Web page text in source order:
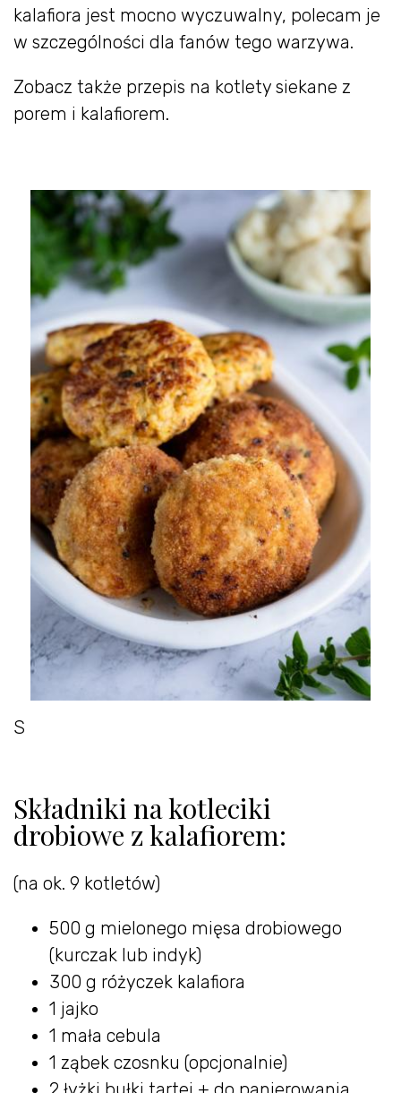
kalafiora jest mocno wyczuwalny, polecam je
w szczególności dla fanów tego warzywa.
Zobacz także przepis na kotlety siekane z
porem i kalafiorem.
S
Składniki na kotleciki
drobiowe z kalafiorem:
(na ok. 9 kotletów)
500 g mielonego mięsa drobiowego
(kurczak lub indyk)
300 g różyczek kalafiora
1 jajko
1 mała cebula
1 ząbek czosnku (opcjonalnie)